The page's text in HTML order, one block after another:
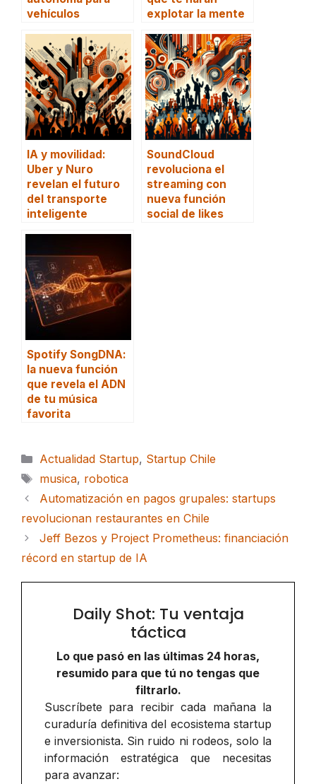
vehículos
explotar la mente
IA y movilidad:
Uber y Nuro
revelan el futuro
del transporte
inteligente
SoundCloud
revoluciona el
streaming con
nueva función
social de likes
Spotify SongDNA:
la nueva función
que revela el ADN
de tu música
favorita
Categorías
Actualidad Startup, Startup Chile
Etiquetas
musica, robotica
Automatización en pagos grupales: startups
revolucionan restaurantes en Chile
Jeff Bezos y Project Prometheus: financiación
récord en startup de IA
Daily Shot: Tu ventaja
táctica
Lo que pasó en las últimas 24 horas,
resumido para que tú no tengas que
filtrarlo.
Suscríbete para recibir cada mañana la
curaduría definitiva del ecosistema startup
e inversionista. Sin ruido ni rodeos, solo la
información estratégica que necesitas
para avanzar: